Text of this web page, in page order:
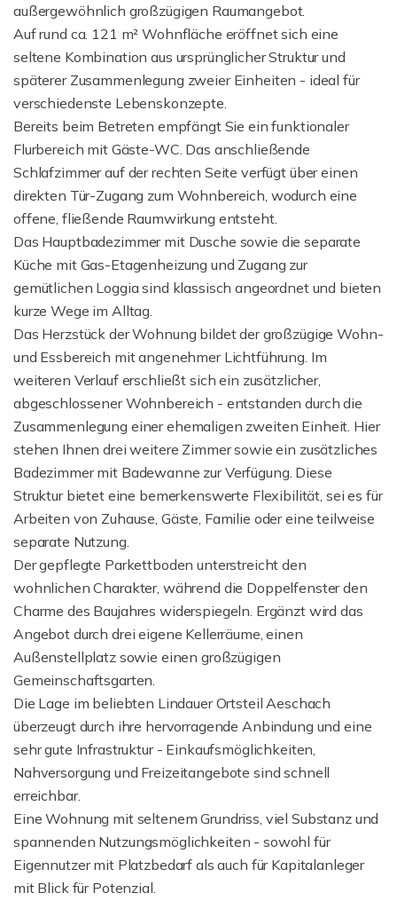
außergewöhnlich großzügigen Raumangebot.
Auf rund ca. 121 m² Wohnfläche eröffnet sich eine
seltene Kombination aus ursprünglicher Struktur und
späterer Zusammenlegung zweier Einheiten - ideal für
verschiedenste Lebenskonzepte.
Bereits beim Betreten empfängt Sie ein funktionaler
Flurbereich mit Gäste-WC. Das anschließende
Schlafzimmer auf der rechten Seite verfügt über einen
direkten Tür-Zugang zum Wohnbereich, wodurch eine
offene, fließende Raumwirkung entsteht.
Das Hauptbadezimmer mit Dusche sowie die separate
Küche mit Gas-Etagenheizung und Zugang zur
gemütlichen Loggia sind klassisch angeordnet und bieten
kurze Wege im Alltag.
Das Herzstück der Wohnung bildet der großzügige Wohn-
und Essbereich mit angenehmer Lichtführung. Im
weiteren Verlauf erschließt sich ein zusätzlicher,
abgeschlossener Wohnbereich - entstanden durch die
Zusammenlegung einer ehemaligen zweiten Einheit. Hier
stehen Ihnen drei weitere Zimmer sowie ein zusätzliches
Badezimmer mit Badewanne zur Verfügung. Diese
Struktur bietet eine bemerkenswerte Flexibilität, sei es für
Arbeiten von Zuhause, Gäste, Familie oder eine teilweise
separate Nutzung.
Der gepflegte Parkettboden unterstreicht den
wohnlichen Charakter, während die Doppelfenster den
Charme des Baujahres widerspiegeln. Ergänzt wird das
Angebot durch drei eigene Kellerräume, einen
Außenstellplatz sowie einen großzügigen
Gemeinschaftsgarten.
Die Lage im beliebten Lindauer Ortsteil Aeschach
überzeugt durch ihre hervorragende Anbindung und eine
sehr gute Infrastruktur - Einkaufsmöglichkeiten,
Nahversorgung und Freizeitangebote sind schnell
erreichbar.
Eine Wohnung mit seltenem Grundriss, viel Substanz und
spannenden Nutzungsmöglichkeiten - sowohl für
Eigennutzer mit Platzbedarf als auch für Kapitalanleger
mit Blick für Potenzial.